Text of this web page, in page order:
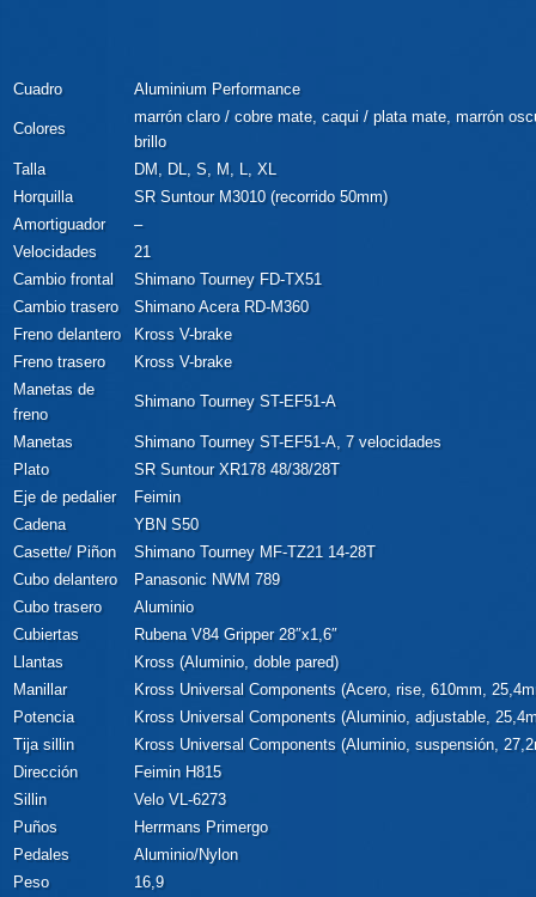
Cuadro Aluminium Performance
Colores
marrón claro / cobre mate, caqui / plata mate, marrón
brillo
Talla
DM, DL, S, M, L, XL
Horquilla
SR Suntour M3010 (recorrido 50mm)
Amortiguador
–
Velocidades
21
Cambio frontal
Shimano Tourney FD-TX51
Cambio trasero
Shimano Acera RD-M360
Freno delantero
Kross V-brake
Freno trasero
Kross V-brake
Manetas de
freno
Shimano Tourney ST-EF51-A
Manetas
Shimano Tourney ST-EF51-A, 7 velocidades
Plato
SR Suntour XR178 48/38/28T
Eje de pedalier
Feimin
Cadena
YBN S50
Casette/ Piñon
Shimano Tourney MF-TZ21 14-28T
Cubo delantero
Panasonic NWM 789
Cubo trasero
Aluminio
Cubiertas
Rubena V84 Gripper 28″x1,6″
Llantas
Kross (Aluminio, doble pared)
Manillar
Kross Universal Components (Acero, rise, 610mm,
Potencia
Kross Universal Components (Aluminio, adjustable,
Tija sillin
Kross Universal Components (Aluminio, suspensión,
Dirección
Feimin H815
Sillin
Velo VL-6273
Puños
Herrmans Primergo
Pedales
Aluminio/Nylon
Peso
16,9